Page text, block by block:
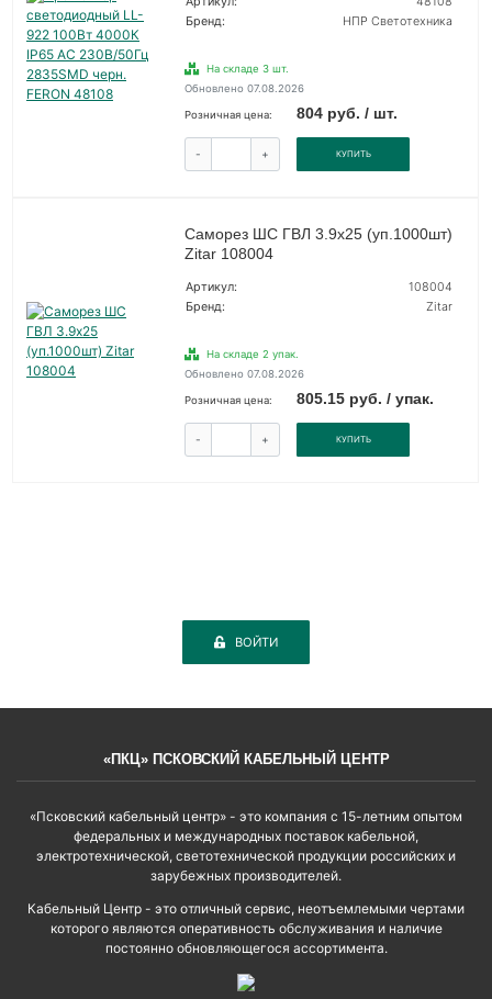
Бренд:
НПР Светотехника
На складе 3 шт.
Обновлено 07.08.2026
Розничная цена: 804 руб. / шт.
- + КУПИТЬ
Саморез ШС ГВЛ 3.9х25 (уп.1000шт)
Zitar 108004
Артикул:
108004
Бренд:
Zitar
На складе 2 упак.
Обновлено 07.08.2026
Розничная цена: 805.15 руб. / упак.
- + КУПИТЬ
ВОЙТИ
«ПКЦ» ПСКОВСКИЙ КАБЕЛЬНЫЙ ЦЕНТР
«Псковский кабельный центр» - это компания с 15-летним опытом
федеральных и международных поставок кабельной,
электротехнической, светотехнической продукции российских и
зарубежных производителей.
Кабельный Центр - это отличный сервис, неотъемлемыми чертами
которого являются оперативность обслуживания и наличие
постоянно обновляющегося ассортимента.